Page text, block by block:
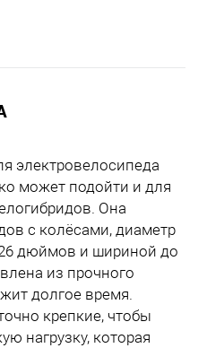
электровелосипеда
может подойти и для
Она
с колёсами, диаметр
дюймов и шириной до
из прочного
долгое время.
крепкие, чтобы
нагрузку, которая